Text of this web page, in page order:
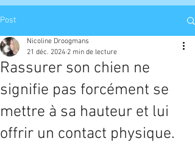
Post
Rassurer son chien ne
signifie pas forcément se
mettre à sa hauteur et lui
offrir un contact physique.
Nicoline Droogmans
21 déc. 2024 2 min de lecture